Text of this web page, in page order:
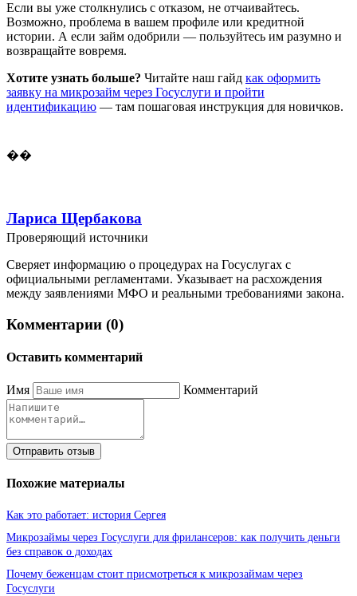
Если вы уже столкнулись с отказом, не отчаивайтесь.
Возможно, проблема в вашем профиле или кредитной
истории. А если займ одобрили — пользуйтесь им разумно и
возвращайте вовремя.
Хотите узнать больше? Читайте наш гайд как оформить
заявку на микрозайм через Госуслуги и пройти
идентификацию — там пошаговая инструкция для новичков.
��
Лариса Щербакова
Проверяющий источники
Сверяет информацию о процедурах на Госуслугах с
официальными регламентами. Указывает на расхождения
между заявлениями МФО и реальными требованиями закона.
Комментарии (0)
Оставить комментарий
Имя Комментарий
Отправить отзыв
Похожие материалы
Как это работает: история Сергея
Микрозаймы через Госуслуги для фрилансеров: как получить деньги
без справок о доходах
Почему беженцам стоит присмотреться к микрозаймам через
Госуслуги